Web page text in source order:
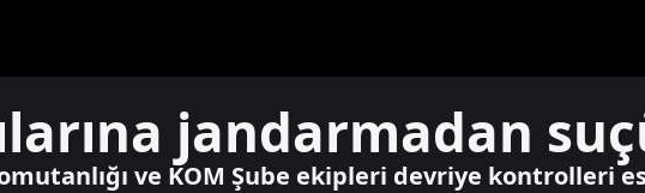
jandarmadan
ve KOM Şube ekipleri devriye kontrolleri